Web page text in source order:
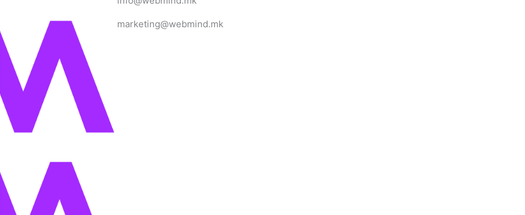
marketing@webmind.mk